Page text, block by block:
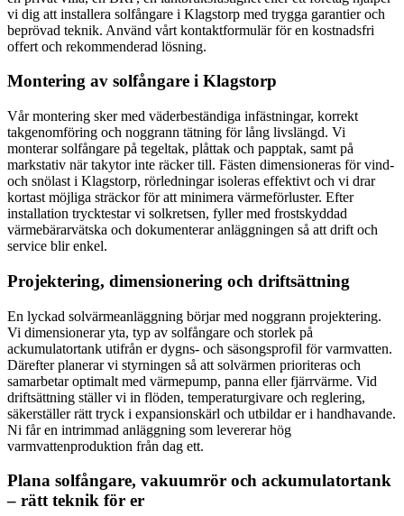
vi dig att installera solfångare i Klagstorp med trygga garantier och
beprövad teknik. Använd vårt kontaktformulär för en kostnadsfri
offert och rekommenderad lösning.
Montering av solfångare i Klagstorp
Vår montering sker med väderbeständiga infästningar, korrekt
takgenomföring och noggrann tätning för lång livslängd. Vi
monterar solfångare på tegeltak, plåttak och papptak, samt på
markstativ när takytor inte räcker till. Fästen dimensioneras för vind-
och snölast i Klagstorp, rörledningar isoleras effektivt och vi drar
kortast möjliga sträckor för att minimera värmeförluster. Efter
installation trycktestar vi solkretsen, fyller med frostskyddad
värmebärarvätska och dokumenterar anläggningen så att drift och
service blir enkel.
Projektering, dimensionering och driftsättning
En lyckad solvärmeanläggning börjar med noggrann projektering.
Vi dimensionerar yta, typ av solfångare och storlek på
ackumulatortank utifrån er dygns- och säsongsprofil för varmvatten.
Därefter planerar vi styrningen så att solvärmen prioriteras och
samarbetar optimalt med värmepump, panna eller fjärrvärme. Vid
driftsättning ställer vi in flöden, temperaturgivare och reglering,
säkerställer rätt tryck i expansionskärl och utbildar er i handhavande.
Ni får en intrimmad anläggning som levererar hög
varmvattenproduktion från dag ett.
Plana solfångare, vakuumrör och ackumulatortank
– rätt teknik för er